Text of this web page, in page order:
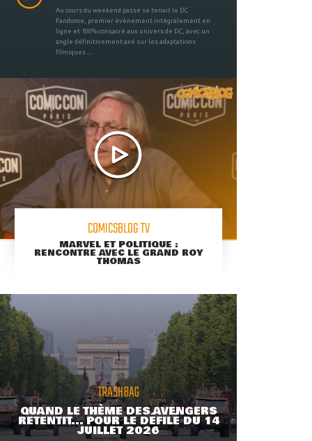
Au cours du weekend passé se tenait le DC
Fandome, premier évènement intégralement en
ligne et 100% consacré aux univers de DC, avec un
angle définitivement axé sur les adaptations
filmiques ...
COMICSBLOG TV
MARVEL ET POLITIQUE :
RENCONTRE AVEC LE GRAND ROY
THOMAS
TRASHBAG
QUAND LE THÈME DES AVENGERS
RETENTIT... POUR LE DÉFILÉ DU 14
JUILLET 2026